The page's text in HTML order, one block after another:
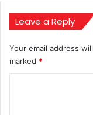
Leave a Reply
Your email address
marked *